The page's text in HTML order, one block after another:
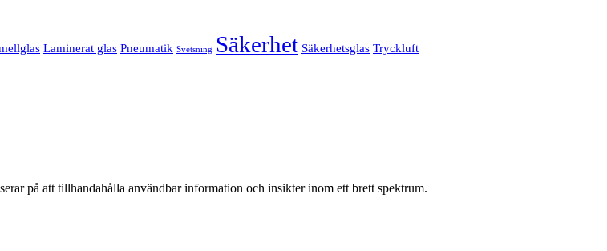
Laminerat glas Pneumatik Svetsning Säkerhet Säkerhetsglas Tryckluft
på att tillhandahålla användbar information och insikter inom ett brett spektrum.